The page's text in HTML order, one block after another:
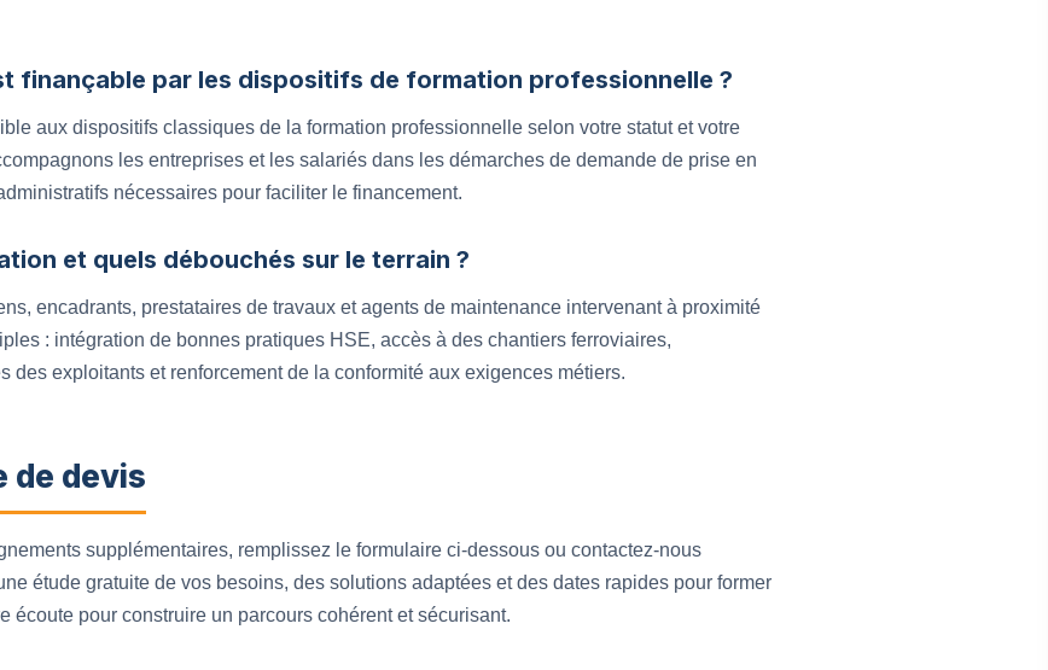
finançable par les dispositifs de formation professionnelle ?
aux dispositifs classiques de la formation professionnelle selon votre statut et votre
les entreprises et les salariés dans les démarches de demande de prise en
nécessaires pour faciliter le financement.
et quels débouchés sur le terrain ?
encadrants, prestataires de travaux et agents de maintenance intervenant à proximité
: intégration de bonnes pratiques HSE, accès à des chantiers ferroviaires,
des exploitants et renforcement de la conformité aux exigences métiers.
de devis
supplémentaires, remplissez le formulaire ci-dessous ou contactez-nous
étude gratuite de vos besoins, des solutions adaptées et des dates rapides pour former
écoute pour construire un parcours cohérent et sécurisant.